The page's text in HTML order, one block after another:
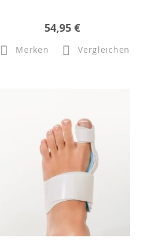
54,95 €
Merken Vergleichen